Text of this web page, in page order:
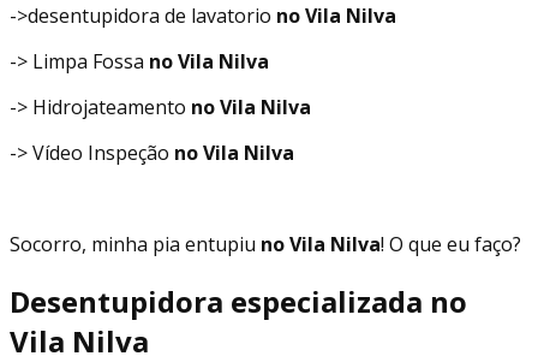
->desentupidora de lavatorio no Vila Nilva
-> Limpa Fossa no Vila Nilva
-> Hidrojateamento no Vila Nilva
-> Vídeo Inspeção no Vila Nilva
Socorro, minha pia entupiu no Vila Nilva! O que eu faço?
Desentupidora especializada no
Vila Nilva